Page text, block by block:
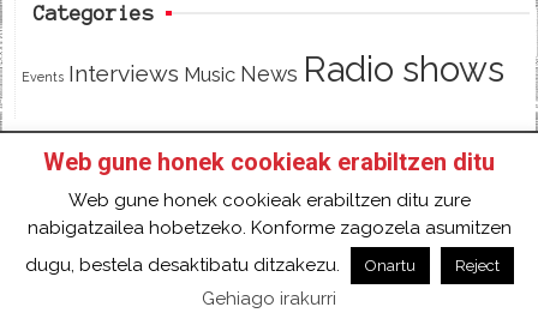
Categories
Events Interviews Music News Radio shows
HOME
HAZTE SOCI@ DE 97FM IRRATIA
FACEBOOK
TWITTER CONTACT LOGIN
2018 Gure eduki guztiak Creative Commons
Aitortu 4.0 Nazioartekoa Baimen baten mende
Web gune honek cookieak erabiltzen ditu
Web gune honek cookieak erabiltzen ditu zure
nabigatzailea hobetzeko. Konforme zagozela asumitzen
dugu, bestela desaktibatu ditzakezu.
Onartu Reject
Gehiago irakurri